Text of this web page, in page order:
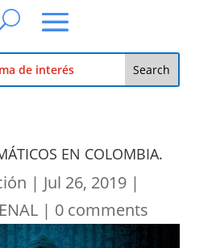
EN COLOMBIA.
| Jul 26, 2019|
| 0 comments